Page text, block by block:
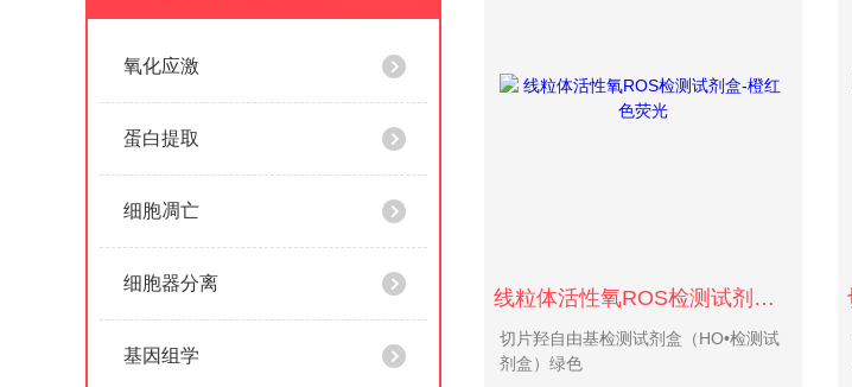
氧化应激
蛋白提取
细胞凋亡
细胞器分离
基因组学
线粒体活性氧ROS检测试剂盒-橙红色荧光
切片羟自由基检测试剂盒（HO•检测试
剂盒）绿色